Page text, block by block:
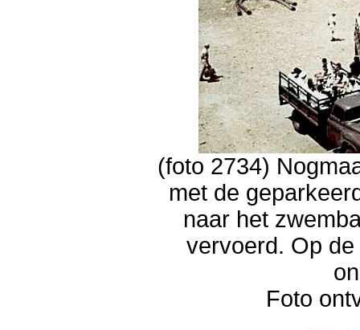
(foto 2734)
met de
naar het
vervoerd. Op
Foto